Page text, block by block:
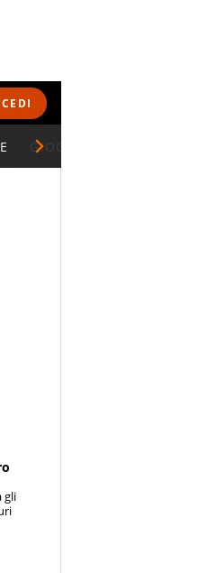
GIOCATORI SERIE A
gli